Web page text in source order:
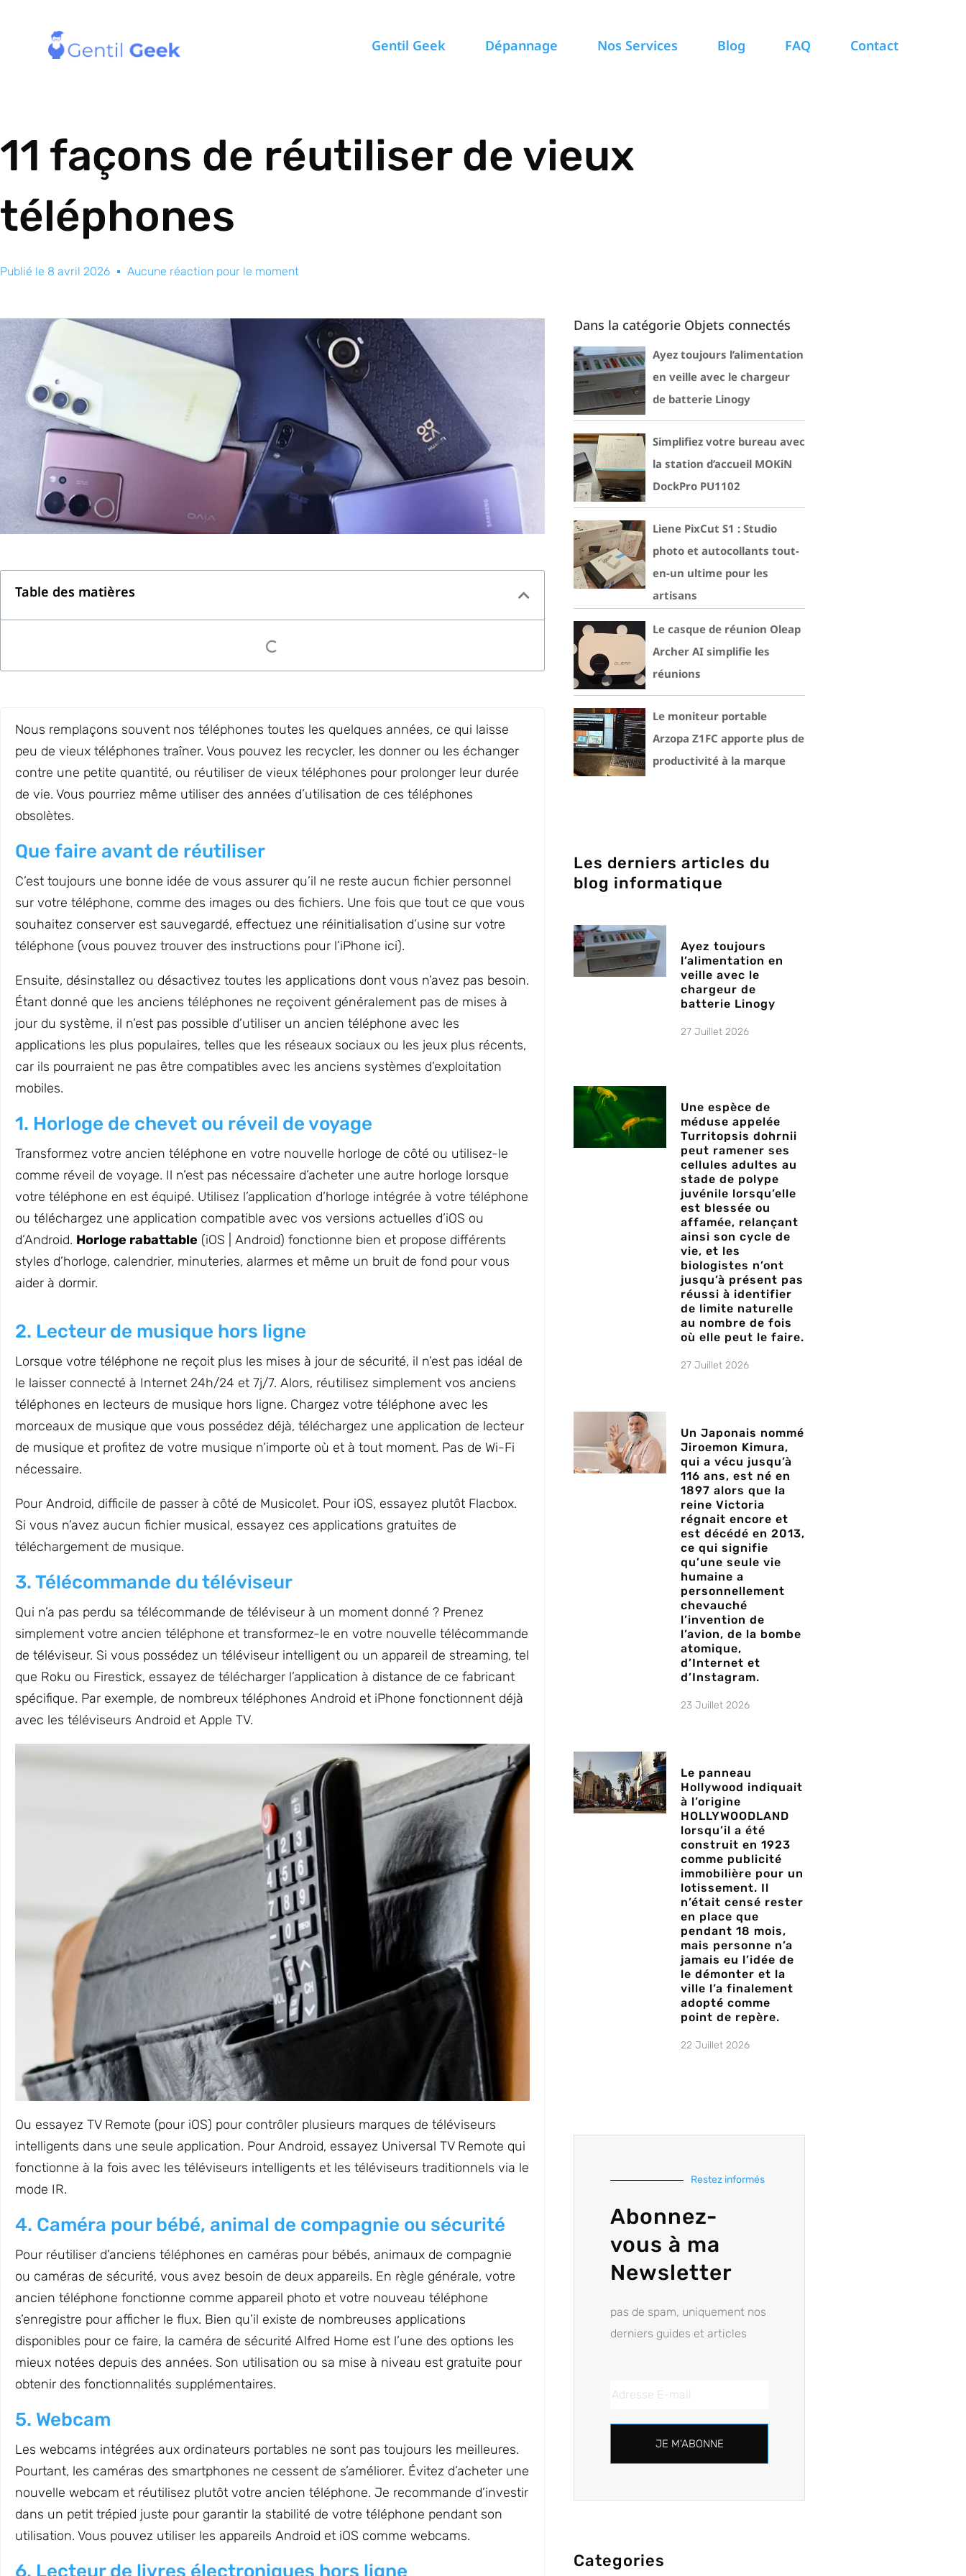
Gentil Geek Dépannage Nos Services Blog FAQ Contact
11 façons de réutiliser de vieux
téléphones
Publié le 8 avril 2026 Aucune réaction pour le moment
Table des matières
Nous remplaçons souvent nos téléphones toutes les quelques années, ce qui laisse
peu de vieux téléphones traîner. Vous pouvez les recycler, les donner ou les échanger
contre une petite quantité, ou réutiliser de vieux téléphones pour prolonger leur durée
de vie. Vous pourriez même utiliser des années d’utilisation de ces téléphones
obsolètes.
Que faire avant de réutiliser
C’est toujours une bonne idée de vous assurer qu’il ne reste aucun fichier personnel
sur votre téléphone, comme des images ou des fichiers. Une fois que tout ce que vous
souhaitez conserver est sauvegardé, effectuez une réinitialisation d’usine sur votre
téléphone (vous pouvez trouver des instructions pour l’iPhone ici).
Ensuite, désinstallez ou désactivez toutes les applications dont vous n’avez pas besoin.
Étant donné que les anciens téléphones ne reçoivent généralement pas de mises à
jour du système, il n’est pas possible d’utiliser un ancien téléphone avec les
applications les plus populaires, telles que les réseaux sociaux ou les jeux plus récents,
car ils pourraient ne pas être compatibles avec les anciens systèmes d’exploitation
mobiles.
1. Horloge de chevet ou réveil de voyage
Transformez votre ancien téléphone en votre nouvelle horloge de côté ou utilisez-le
comme réveil de voyage. Il n’est pas nécessaire d’acheter une autre horloge lorsque
votre téléphone en est équipé. Utilisez l’application d’horloge intégrée à votre téléphone
ou téléchargez une application compatible avec vos versions actuelles d’iOS ou
d’Android. Horloge rabattable (iOS | Android) fonctionne bien et propose différents
styles d’horloge, calendrier, minuteries, alarmes et même un bruit de fond pour vous
aider à dormir.
2. Lecteur de musique hors ligne
Lorsque votre téléphone ne reçoit plus les mises à jour de sécurité, il n’est pas idéal de
le laisser connecté à Internet 24h/24 et 7j/7. Alors, réutilisez simplement vos anciens
téléphones en lecteurs de musique hors ligne. Chargez votre téléphone avec les
morceaux de musique que vous possédez déjà, téléchargez une application de lecteur
de musique et profitez de votre musique n’importe où et à tout moment. Pas de Wi-Fi
nécessaire.
Pour Android, difficile de passer à côté de Musicolet. Pour iOS, essayez plutôt Flacbox.
Si vous n’avez aucun fichier musical, essayez ces applications gratuites de
téléchargement de musique.
3. Télécommande du téléviseur
Qui n’a pas perdu sa télécommande de téléviseur à un moment donné ? Prenez
simplement votre ancien téléphone et transformez-le en votre nouvelle télécommande
de téléviseur. Si vous possédez un téléviseur intelligent ou un appareil de streaming, tel
que Roku ou Firestick, essayez de télécharger l’application à distance de ce fabricant
spécifique. Par exemple, de nombreux téléphones Android et iPhone fonctionnent déjà
avec les téléviseurs Android et Apple TV.
Ou essayez TV Remote (pour iOS) pour contrôler plusieurs marques de téléviseurs
intelligents dans une seule application. Pour Android, essayez Universal TV Remote qui
fonctionne à la fois avec les téléviseurs intelligents et les téléviseurs traditionnels via le
mode IR.
4. Caméra pour bébé, animal de compagnie ou sécurité
Pour réutiliser d’anciens téléphones en caméras pour bébés, animaux de compagnie
ou caméras de sécurité, vous avez besoin de deux appareils. En règle générale, votre
ancien téléphone fonctionne comme appareil photo et votre nouveau téléphone
s’enregistre pour afficher le flux. Bien qu’il existe de nombreuses applications
disponibles pour ce faire, la caméra de sécurité Alfred Home est l’une des options les
mieux notées depuis des années. Son utilisation ou sa mise à niveau est gratuite pour
obtenir des fonctionnalités supplémentaires.
5. Webcam
Les webcams intégrées aux ordinateurs portables ne sont pas toujours les meilleures.
Pourtant, les caméras des smartphones ne cessent de s’améliorer. Évitez d’acheter une
nouvelle webcam et réutilisez plutôt votre ancien téléphone. Je recommande d’investir
dans un petit trépied juste pour garantir la stabilité de votre téléphone pendant son
utilisation. Vous pouvez utiliser les appareils Android et iOS comme webcams.
6. Lecteur de livres électroniques hors ligne
Dans la catégorie Objets connectés
Ayez toujours l’alimentation
en veille avec le chargeur
de batterie Linogy
Simplifiez votre bureau avec
la station d’accueil MOKiN
DockPro PU1102
Liene PixCut S1 : Studio
photo et autocollants tout-
en-un ultime pour les
artisans
Le casque de réunion Oleap
Archer AI simplifie les
réunions
Le moniteur portable
Arzopa Z1FC apporte plus de
productivité à la marque
Les derniers articles du
blog informatique
Ayez toujours
l’alimentation en
veille avec le
chargeur de
batterie Linogy
27 Juillet 2026
Une espèce de
méduse appelée
Turritopsis dohrnii
peut ramener ses
cellules adultes au
stade de polype
juvénile lorsqu’elle
est blessée ou
affamée, relançant
ainsi son cycle de
vie, et les
biologistes n’ont
jusqu’à présent pas
réussi à identifier
de limite naturelle
au nombre de fois
où elle peut le faire.
27 Juillet 2026
Un Japonais nommé
Jiroemon Kimura,
qui a vécu jusqu’à
116 ans, est né en
1897 alors que la
reine Victoria
régnait encore et
est décédé en 2013,
ce qui signifie
qu’une seule vie
humaine a
personnellement
chevauché
l’invention de
l’avion, de la bombe
atomique,
d’Internet et
d’Instagram.
23 Juillet 2026
Le panneau
Hollywood indiquait
à l’origine
HOLLYWOODLAND
lorsqu’il a été
construit en 1923
comme publicité
immobilière pour un
lotissement. Il
n’était censé rester
en place que
pendant 18 mois,
mais personne n’a
jamais eu l’idée de
le démonter et la
ville l’a finalement
adopté comme
point de repère.
22 Juillet 2026
Restez informés
Abonnez-
vous à ma
Newsletter
pas de spam, uniquement nos
derniers guides et articles
JE M'ABONNE
Categories